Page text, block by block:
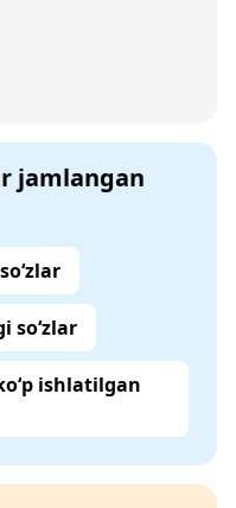
jamlangan
so‘zlar
ishlatilgan